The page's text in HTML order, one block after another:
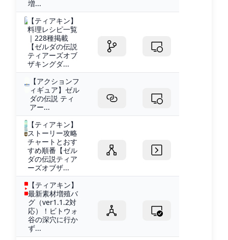
増...
【ティアキン】
料理レシピ一覧
｜228種掲載
【ゼルダの伝説
ティアーズオブ
ザキングダ...
【アクションフ
ィギュア】ゼル
ダの伝説 ティ
アー...
【ティアキン】
ストーリー攻略
チャートとおす
すめ順番【ゼル
ダの伝説ティア
ーズオブザ...
【ティアキン】
最新素材増殖バ
グ（ver1.1.2対
応）！ビトウォ
谷の深穴に行か
ず...